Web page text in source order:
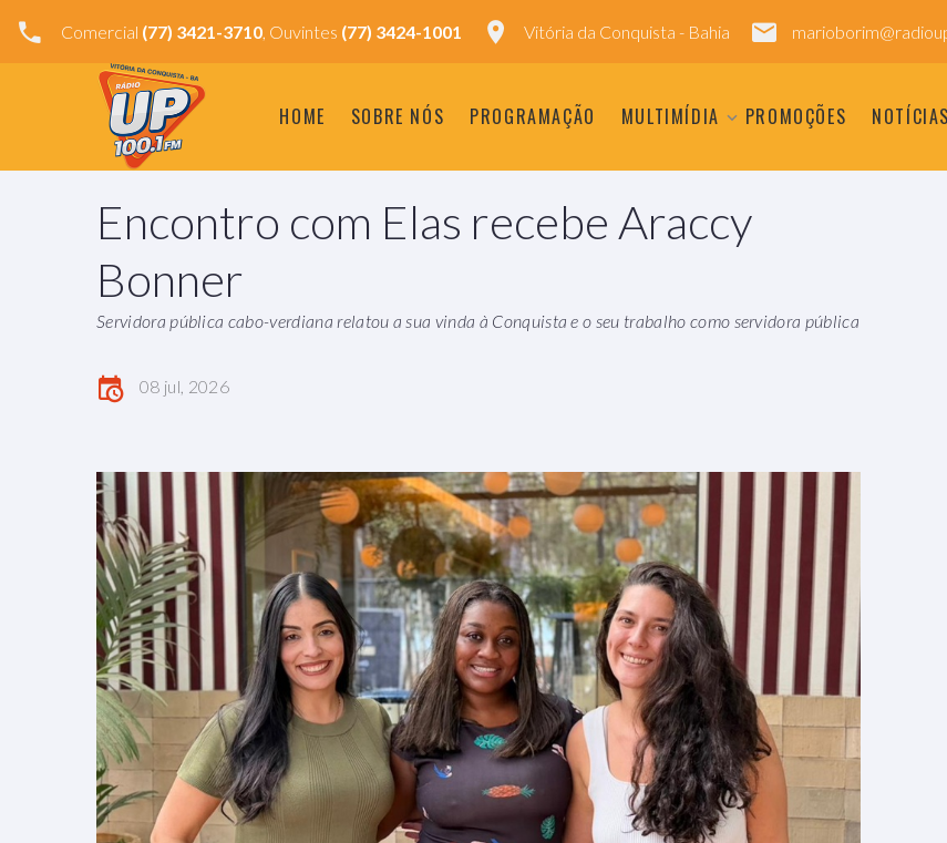
Comercial (77) 3421-3710, Ouvintes (77) 3424-1001 Vitória da Conquista - Bahia
HOME SOBRE NÓS PROGRAMAÇÃO MULTIMÍDIA PROMOÇÕES NOTÍCIAS
Encontro com Elas recebe Araccy
Bonner
Servidora pública cabo-verdiana relatou a sua vinda à Conquista e o seu trabalho como servidora pública
08 jul, 2026